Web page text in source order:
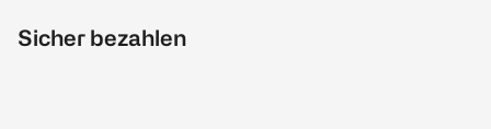
Sicher bezahlen